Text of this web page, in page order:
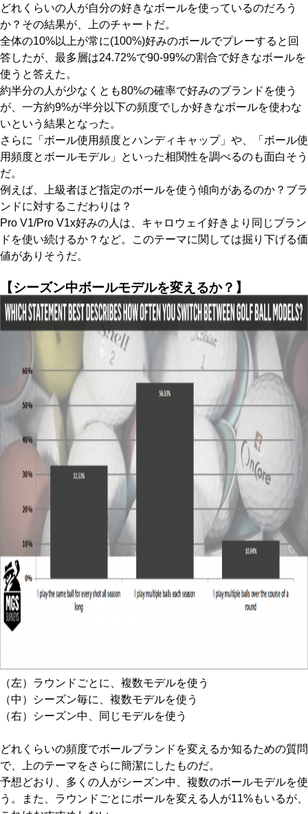
どれくらいの人が自分の好きなボールを使っているのだろう
か？その結果が、上のチャートだ。
全体の10%以上が常に(100%)好みのボールでプレーすると回
答したが、最多層は24.72%で90-99%の割合で好きなボールを
使うと答えた。
約半分の人が少なくとも80%の確率で好みのブランドを使う
が、一方約9%が半分以下の頻度でしか好きなボールを使わな
いという結果となった。
さらに「ボール使用頻度とハンディキャップ」や、「ボール使
用頻度とボールモデル」といった相関性を調べるのも面白そう
だ。
例えば、上級者ほど指定のボールを使う傾向があるのか？ブラ
ンドに対するこだわりは？
Pro V1/Pro V1x好みの人は、キャロウェイ好きより同じブラン
ドを使い続けるか？など。このテーマに関しては掘り下げる価
値がありそうだ。
【シーズン中ボールモデルを変えるか？】
（左）ラウンドごとに、複数モデルを使う
（中）シーズン毎に、複数モデルを使う
（右）シーズン中、同じモデルを使う
どれくらいの頻度でボールブランドを変えるか知るための質問
で、上のテーマをさらに簡潔にしたものだ。
予想どおり、多くの人がシーズン中、複数のボールモデルを使
う。また、ラウンドごとにボールを変える人が11%もいるが、